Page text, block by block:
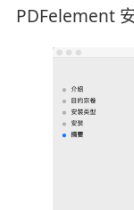
PDFelement